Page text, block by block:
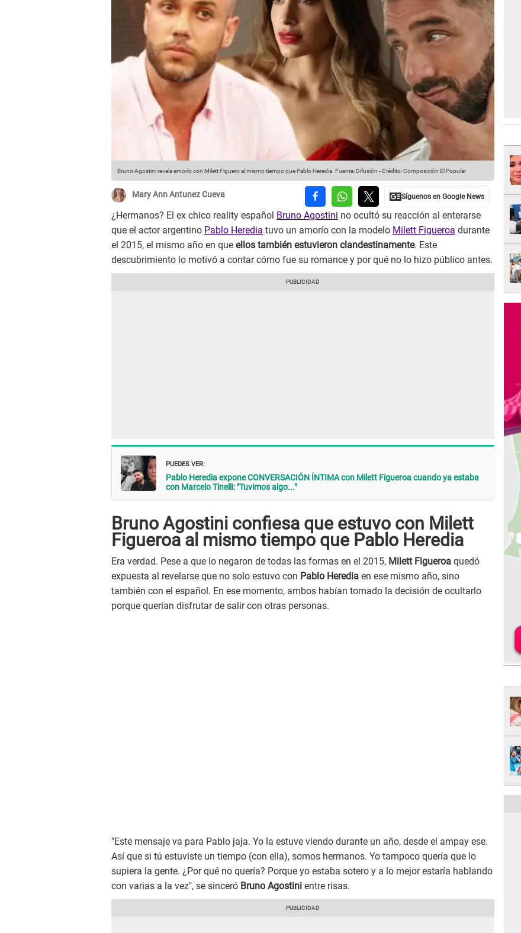
Bruno Agostini revela amorío con Milett Figuero al mismo tiempo que Pablo Heredia. Fuente: Difusión -Crédito: Composición El Popular
Mary Ann Antunez Cueva
¿Hermanos? El ex chico reality español Bruno Agostini no ocultó su reacción al enterarse
que el actor argentino Pablo Heredia tuvo un amorío con la modelo Milett Figueroa durante
el 2015, el mismo año en que ellos también estuvieron clandestinamente. Este
descubrimiento lo motivó a contar cómo fue su romance y por qué no lo hizo público antes.
PUEDES VER:
Pablo Heredia expone CONVERSACIÓN ÍNTIMA con Milett Figueroa cuando ya estaba
con Marcelo Tinelli: "Tuvimos algo..."
Bruno Agostini confiesa que estuvo con Milett
Figueroa al mismo tiempo que Pablo Heredia
Era verdad. Pese a que lo negaron de todas las formas en el 2015, Milett Figueroa quedó
expuesta al revelarse que no solo estuvo con Pablo Heredia en ese mismo año, sino
también con el español. En ese momento, ambos habían tomado la decisión de ocultarlo
porque querían disfrutar de salir con otras personas.
"Este mensaje va para Pablo jaja. Yo la estuve viendo durante un año, desde el ampay ese.
Así que si tú estuviste un tiempo (con ella), somos hermanos. Yo tampoco quería que lo
supiera la gente. ¿Por qué no quería? Porque yo estaba sotero y a lo mejor estaría hablando
con varias a la vez", se sinceró Bruno Agostini entre risas.